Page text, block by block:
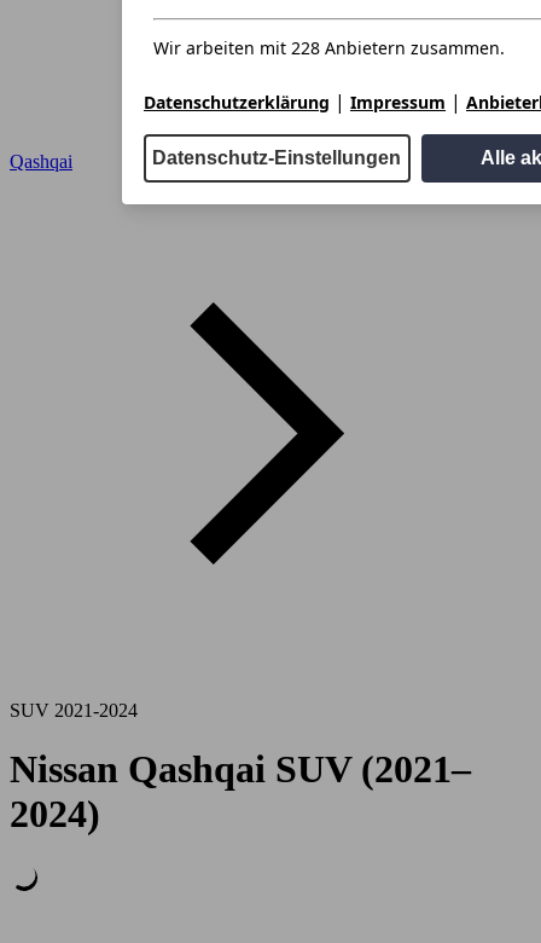
Wir arbeiten mit 228 Anbietern zusammen.
Datenschutzerklärung | Impressum |
Datenschutz-Einstellungen Alle
Qashqai
SUV 2021-2024
Nissan Qashqai SUV (2021–
2024)